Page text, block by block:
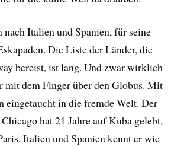
nach Italien und Spanien, für seine
Die Liste der Länder, die
bereist, ist lang. Und zwar wirklich
mit dem Finger über den Globus. Mit
eingetaucht in die fremde Welt. Der
hat 21 Jahre auf Kuba gelebt,
Italien und Spanien kennt er wie